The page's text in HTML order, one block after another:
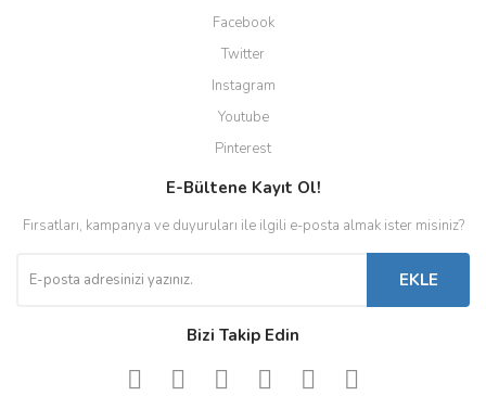
Facebook
Twitter
Instagram
Youtube
Pinterest
E-Bültene Kayıt Ol!
Fırsatları, kampanya ve duyuruları ile ilgili e-posta almak ister misiniz?
EKLE
Bizi Takip Edin